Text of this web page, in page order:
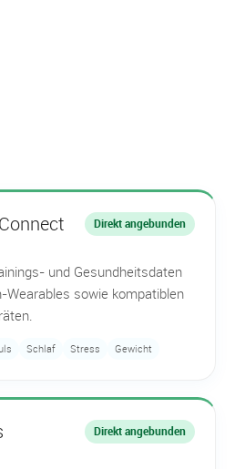
Direkt angebunden
und Gesundheitsdaten
Wearables sowie kompatiblen
Schlaf Stress Gewicht
Direkt angebunden